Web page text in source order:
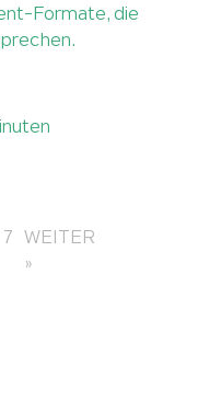
Formate, die
7 WEITER
»